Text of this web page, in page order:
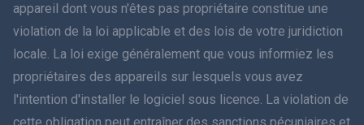
Dansk
हिंदी
appareil dont vous n'êtes pas propriétaire constitue une
violation de la loi applicable et des lois de votre juridiction
locale. La loi exige généralement que vous informiez les
propriétaires des appareils sur lesquels vous avez
l'intention d'installer le logiciel sous licence. La violation de